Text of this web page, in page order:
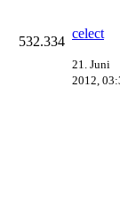
532.334
celect
21. Juni
2012,